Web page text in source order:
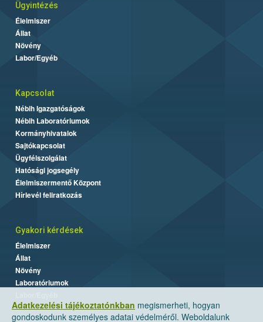
Adatkezelési tájékoztatónkban megismerheti, hogyan
gondoskodunk személyes adatai védelméről. Weboldalunk
Ügyintézés
Élelmiszer
Állat
Növény
Labor/Egyéb
Kapcsolat
Nébih Igazgatóságok
Nébih Laboratóriumok
Kormányhivatalok
Sajtókapcsolat
Ügyfélszolgálat
Hatósági jogsegély
Élelmiszermentő Központ
Hírlevél feliratkozás
Gyakori kérdések
Élelmiszer
Állat
Növény
Laboratóriumok